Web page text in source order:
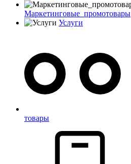
Маркетинговые_промотовары
Услуги
товары